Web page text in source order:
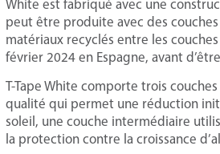
White est fabriqué avec une
peut être produite avec des
matériaux recyclés entre les
février 2024 en Espagne, avant
T-Tape White comporte trois
qualité qui permet une réduction
soleil, une couche intermédiaire
la protection contre la croissance